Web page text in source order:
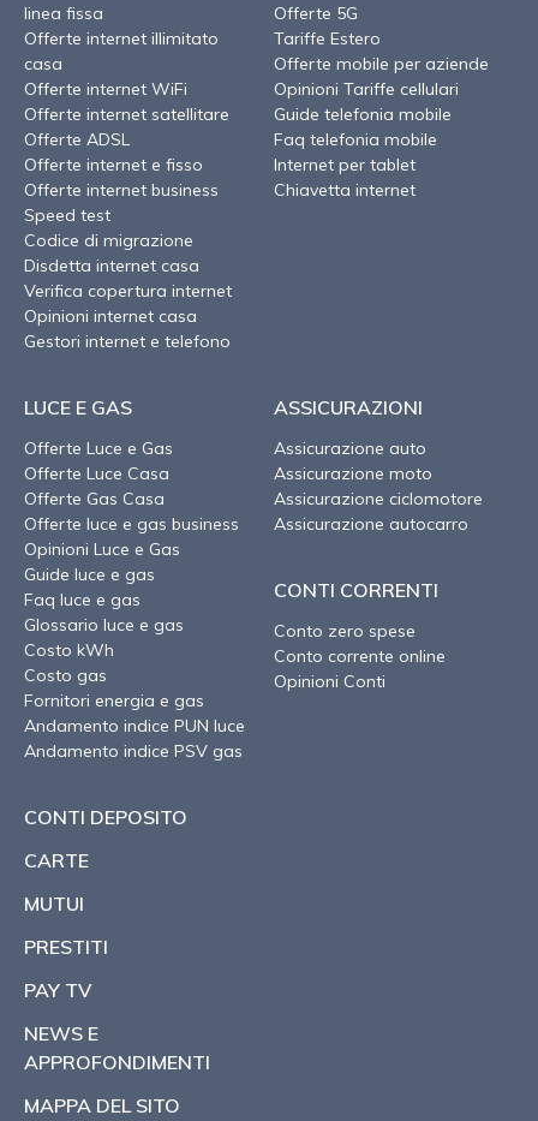
linea fissa
Offerte internet illimitato
casa
Offerte internet WiFi
Offerte internet satellitare
Offerte ADSL
Offerte internet e fisso
Offerte internet business
Speed test
Codice di migrazione
Disdetta internet casa
Verifica copertura internet
Opinioni internet casa
Gestori internet e telefono
Offerte 5G
Tariffe Estero
Offerte mobile per aziende
Opinioni Tariffe cellulari
Guide telefonia mobile
Faq telefonia mobile
Internet per tablet
Chiavetta internet
LUCE E GAS
Offerte Luce e Gas
Offerte Luce Casa
Offerte Gas Casa
Offerte luce e gas business
Opinioni Luce e Gas
Guide luce e gas
Faq luce e gas
Glossario luce e gas
Costo kWh
Costo gas
Fornitori energia e gas
Andamento indice PUN luce
Andamento indice PSV gas
ASSICURAZIONI
Assicurazione auto
Assicurazione moto
Assicurazione ciclomotore
Assicurazione autocarro
CONTI CORRENTI
Conto zero spese
Conto corrente online
Opinioni Conti
CONTI DEPOSITO
CARTE
MUTUI
PRESTITI
PAY TV
NEWS E
APPROFONDIMENTI
MAPPA DEL SITO